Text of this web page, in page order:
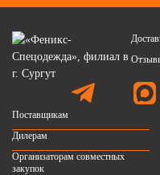
Поставщикам
Дилерам
Организаторам совместных
закупок